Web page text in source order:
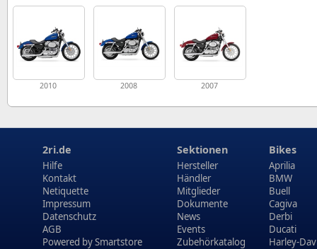
2010 2008 2007
2ri.de
Hilfe
Kontakt
Netiquette
Impressum
Datenschutz
AGB
Powered bySmartstore
Sektionen
Hersteller
Händler
Mitglieder
Dokumente
News
Events
Zubehörkatalog
Bikes
Aprilia
BMW
Buell
Cagiva
Derbi
Ducati
Harley-